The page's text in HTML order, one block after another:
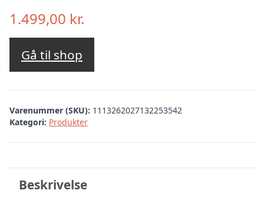
1.499,00 kr.
Gå til shop
Varenummer (SKU): 1113262027132253542
Kategori: Produkter
Beskrivelse